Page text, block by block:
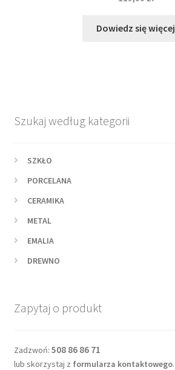
Dowiedz się więcej
Szukaj według kategorii
SZKŁO
PORCELANA
CERAMIKA
METAL
EMALIA
DREWNO
Zapytaj o produkt
Zadzwoń: 508 86 86 71
lub skorzystaj z formularza kontaktowego.